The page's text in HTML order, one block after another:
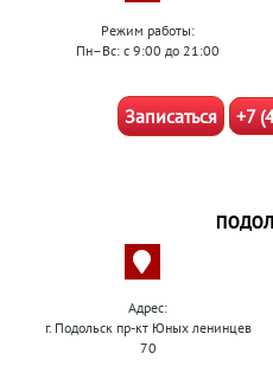
Режим работы:
Пн–Вс: с 9:00 до 21:00
Записаться +7
Адрес:
г. Подольск пр-кт Юных ленинцев
70